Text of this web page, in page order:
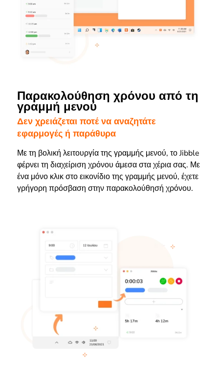
Παρακολούθηση χρόνου από τη
γραμμή μενού
Δεν χρειάζεται ποτέ να αναζητάτε
εφαρμογές ή παράθυρα
Με τη βολική λειτουργία της γραμμής μενού, το Jibble
φέρνει τη διαχείριση χρόνου άμεσα στα χέρια σας. Με
ένα μόνο κλικ στο εικονίδιο της γραμμής μενού, έχετε
γρήγορη πρόσβαση στην παρακολούθησή χρόνου.